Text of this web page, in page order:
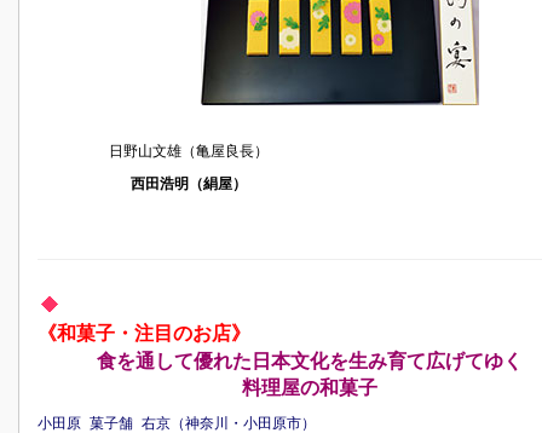
日野山文雄（亀屋良長）
西田浩明（絹屋）
《和菓子・注目のお店》
食を通して優れた日本文化を生み育て広げてゆく
料理屋の和菓子
小田原 菓子舗 右京（神奈川・小田原市）